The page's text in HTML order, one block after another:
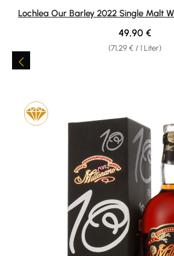
Durchschnittliche Bewertung von 5
Lochlea Our Barley 2022 Single Malt
(71,29 € / 1 Liter)
Regulärer
49,90 €